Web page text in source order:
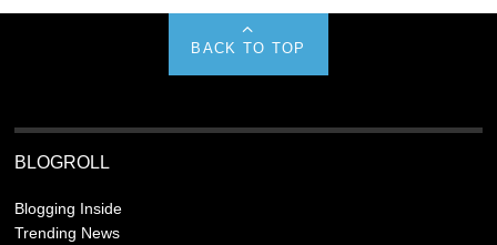
BACK TO TOP
BLOGROLL
Blogging Inside
Trending News